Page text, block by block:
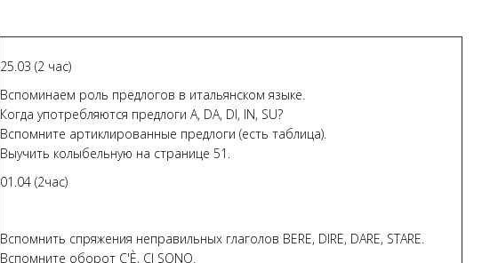
25.03 (2 час)
Вспоминаем роль предлогов в итальянском языке.
Когда употребляются предлоги A, DA, DI, IN, SU?
Вспомните артиклированные предлоги (есть таблица).
Выучить колыбельную на странице 51.
01.04 (2час)
Вспомнить спряжения неправильных глаголов BERE, DIRE, DARE, STARE.
Вспомните оборот C'È, CI SONO.